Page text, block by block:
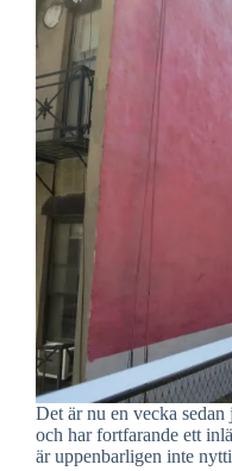
Det är nu en vecka
och har fortfarande ett
är uppenbarligen inte